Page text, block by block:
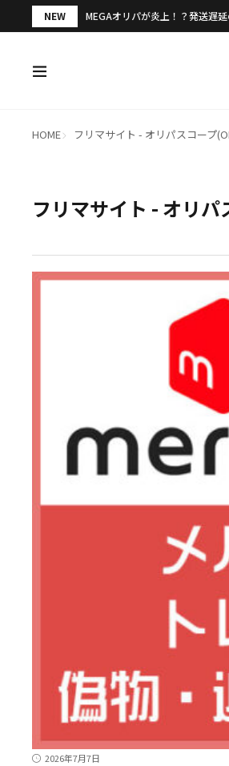
NEW MEGAオリパが炎上！？発送遅
HOME フリマサイト - オリパスコープ
フリマサイト - オリパ
2026年7月7日